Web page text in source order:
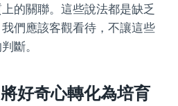
的關聯。這些說法都是缺乏
們應該客觀看待，不讓這些
斷。
好奇心轉化為培育